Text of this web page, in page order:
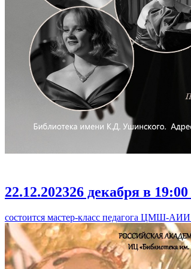
22.12.202326 декабря в
состоится мастер-класс педагога ЦМШ-